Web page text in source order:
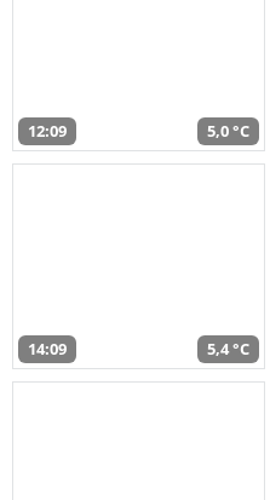
12:09 5,0 °C
14:09 5,4 °C